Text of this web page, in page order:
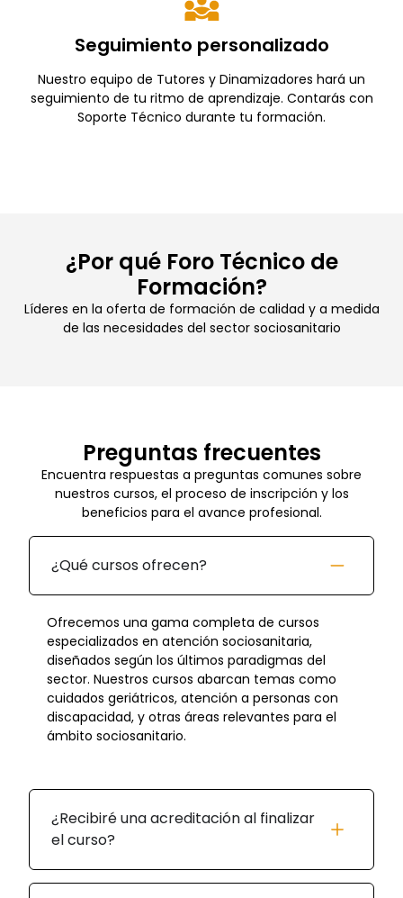
Seguimiento personalizado
Nuestro equipo de Tutores y Dinamizadores hará un
seguimiento de tu ritmo de aprendizaje. Contarás con
Soporte Técnico durante tu formación.
¿Por qué Foro Técnico de
Formación?
Líderes en la oferta de formación de calidad y a medida
de las necesidades del sector sociosanitario
Preguntas frecuentes
Encuentra respuestas a preguntas comunes sobre
nuestros cursos, el proceso de inscripción y los
beneficios para el avance profesional.
¿Qué cursos ofrecen?
Ofrecemos una gama completa de cursos
especializados en atención sociosanitaria,
diseñados según los últimos paradigmas del
sector. Nuestros cursos abarcan temas como
cuidados geriátricos, atención a personas con
discapacidad, y otras áreas relevantes para el
ámbito sociosanitario.
¿Recibiré una acreditación al finalizar
el curso?